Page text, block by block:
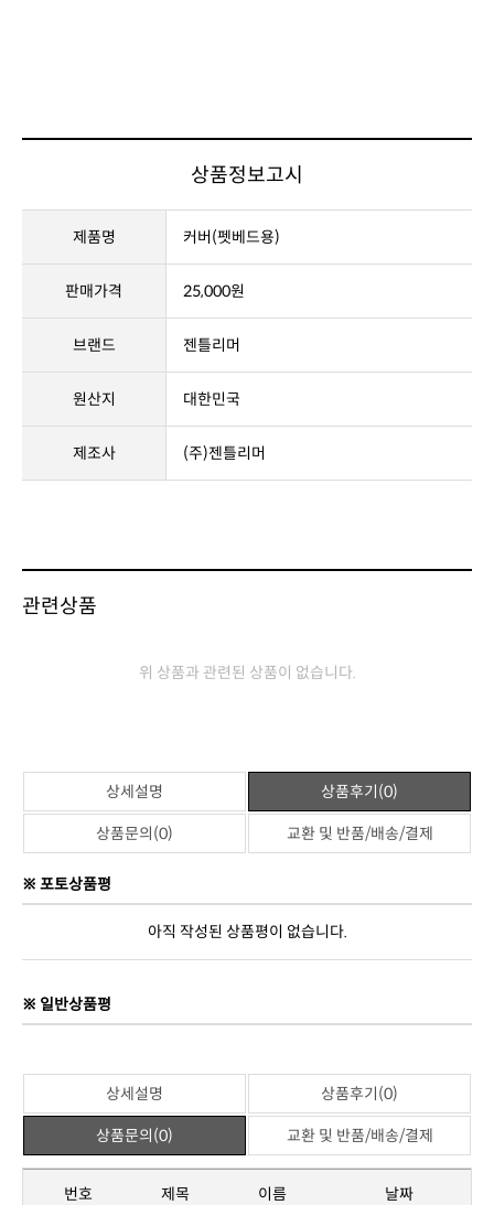
상품정보고시
제품명 커버(펫베드용)
판매가격 25,000원
브랜드 젠틀리머
원산지 대한민국
제조사 (주)젠틀리머
관련상품
위 상품과 관련된 상품이 없습니다.
상세설명 상품후기(0)
상품문의(0) 교환 및 반품/배송/결제
※ 포토상품평
아직 작성된 상품평이 없습니다.
※ 일반상품평
상세설명 상품후기(0)
상품문의(0) 교환 및 반품/배송/결제
번호 제목 이름 날짜